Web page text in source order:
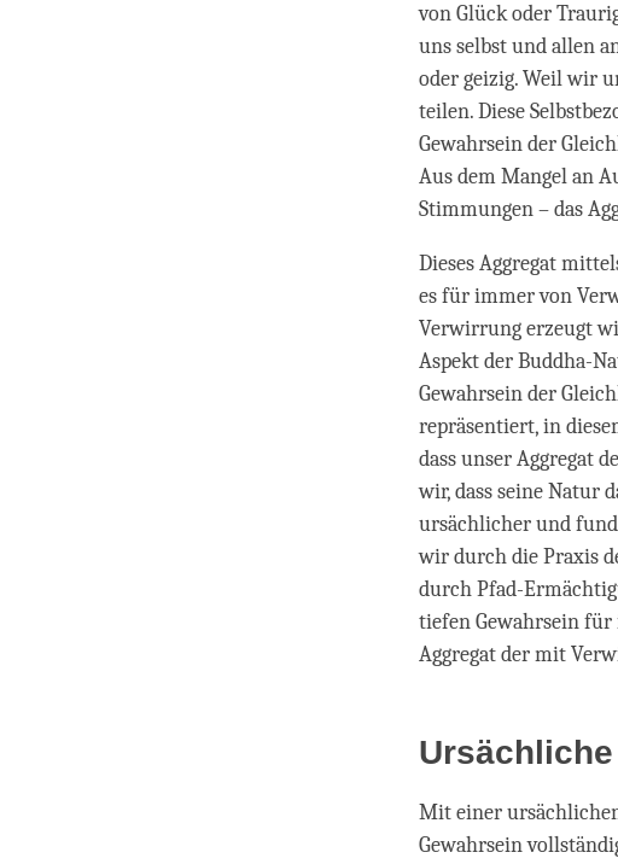
von Glück oder
uns selbst und allen
oder geizig. Weil wir
teilen. Diese
Gewahrsein der
Aus dem Mangel an
Stimmungen – das
Dieses Aggregat
es für immer von
Verwirrung erzeugt
Aspekt der Buddha-
Gewahrsein der
repräsentiert, in
dass unser Aggregat
wir, dass seine Natur
ursächlicher und
wir durch die Praxis
durch Pfad-
tiefen Gewahrsein für
Aggregat der mit
Mit einer
Gewahrsein